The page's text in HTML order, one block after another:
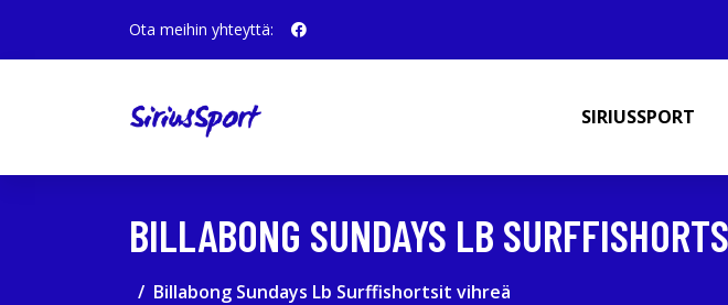
Ota meihin yhteyttä:
SIRIUSSPORT
BILLABONG SUNDAYS LB
Billabong Sundays Lb Surffishortsit vihreä